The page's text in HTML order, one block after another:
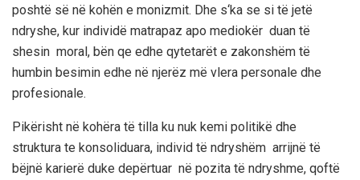
poshtë së në kohën e monizmit. Dhe s‘ka se si të jetë
ndryshe, kur individë matrapaz apo mediokër duan të
shesin moral, bën qe edhe qytetarët e zakonshëm të
humbin besimin edhe në njerëz më vlera personale dhe
profesionale.
Pikërisht në kohëra të tilla ku nuk kemi politikë dhe
struktura te konsoliduara, individ të ndryshëm arrijnë të
bëjnë karierë duke depërtuar në pozita të ndryshme, qoftë